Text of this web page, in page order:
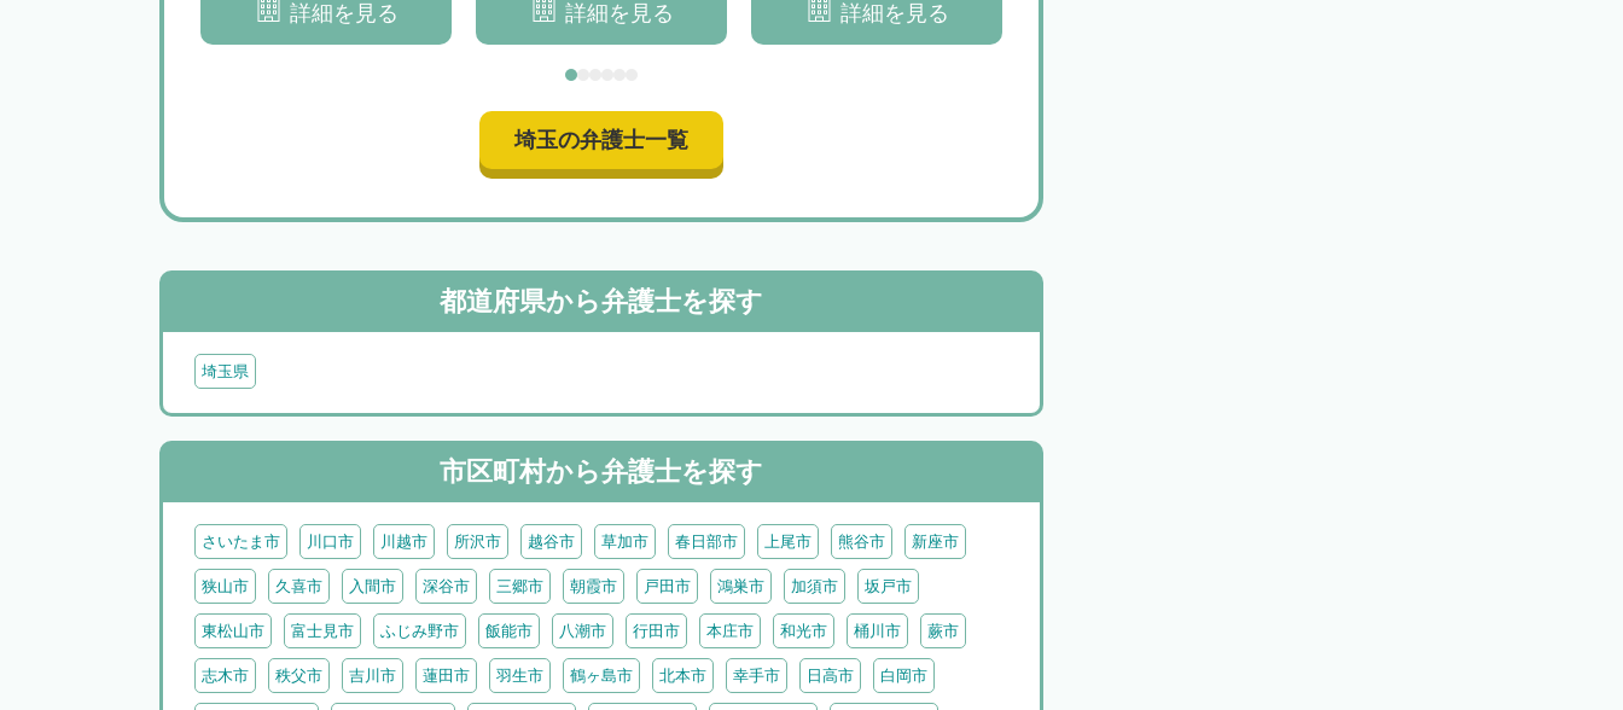
詳細を見る 詳細を見る 詳細を見る
埼玉の弁護士一覧
都道府県から弁護士を探す
埼玉県
市区町村から弁護士を探す
さいたま市 川口市 川越市 所沢市 越谷市 草加市 春日部市 上尾市 熊谷市 新座市
狭山市 久喜市 入間市 深谷市 三郷市 朝霞市 戸田市 鴻巣市 加須市 坂戸市
東松山市 富士見市 ふじみ野市 飯能市 八潮市 行田市 本庄市 和光市 桶川市 蕨市
志木市 秩父市 吉川市 蓮田市 羽生市 鶴ヶ島市 北本市 幸手市 日高市 白岡市